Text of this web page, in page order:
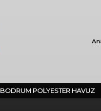
BODRUM POLYESTER HAVUZ